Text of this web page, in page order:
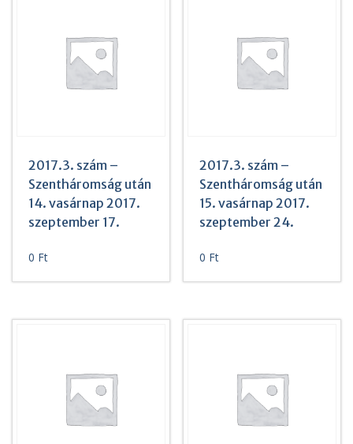
2017.3. szám –
Szentháromság után
14. vasárnap 2017.
szeptember 17.
0 Ft
2017.3. szám –
Szentháromság után
15. vasárnap 2017.
szeptember 24.
0 Ft